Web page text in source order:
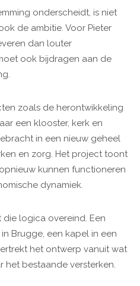
onderscheidt, is niet
de ambitie. Voor Pieter
dan louter
ook bijdragen aan de
zoals de herontwikkeling
een klooster, kerk en
in een nieuw geheel
en zorg. Het project toont
kunnen functioneren
dynamiek.
logica overeind. Een
Brugge, een kapel in een
het ontwerp vanuit wat
het bestaande versterken.